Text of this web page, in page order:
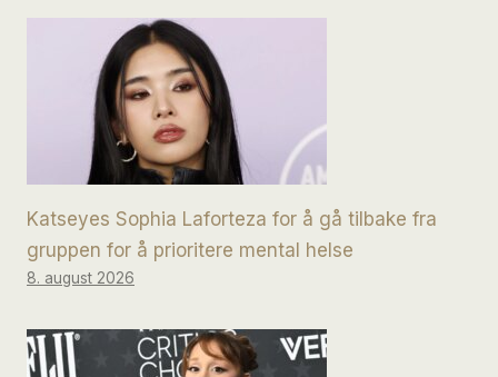
Katseyes Sophia Laforteza for å gå tilbake fra
gruppen for å prioritere mental helse
8. august 2026